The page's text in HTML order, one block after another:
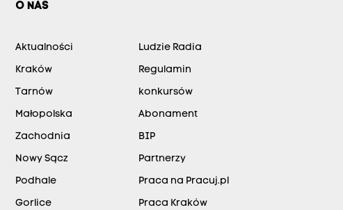
O NAS
Aktualności
Kraków
Tarnów
Małopolska
Zachodnia
Nowy Sącz
Podhale
Gorlice
Ludzie Radia
Regulamin
konkursów
Abonament
BIP
Partnerzy
Praca na Pracuj.pl
Praca Kraków